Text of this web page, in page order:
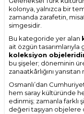
kolonya, yalnızca bir
zamanda zarafetin,
simgesidir.
Bu kategoride yer alan
ait özgün tasarımlarıyla
koleksiyon
bu şişeler; döneminin
zanaatkârlığını
Osmanlı’dan
hem saray kültüründe
edinmiş; zamanla farklı
değeri taşıyan objelere